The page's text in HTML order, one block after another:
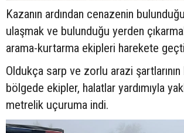
Kazanın ardından cenazenin
ulaşmak ve bulunduğu yerden
arama-kurtarma ekipleri harekete
Oldukça sarp ve zorlu arazi
bölgede ekipler, halatlar yardımıyla
metrelik uçuruma indi.